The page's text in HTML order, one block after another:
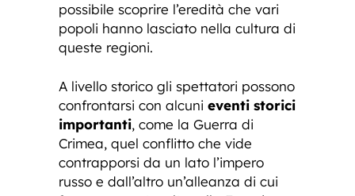
possibile scoprire l’eredità che vari
popoli hanno lasciato nella cultura di
queste regioni.
A livello storico gli spettatori possono
confrontarsi con alcuni eventi storici
importanti, come la Guerra di
Crimea, quel conflitto che vide
contrapporsi da un lato l’impero
russo e dall’altro un’alleanza di cui